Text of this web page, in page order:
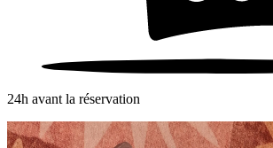
24h avant la réservation